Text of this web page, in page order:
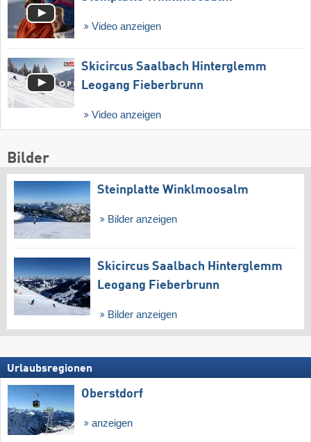
Video anzeigen
Skicircus Saalbach Hinterglemm
Leogang Fieberbrunn
Video anzeigen
Bilder
Steinplatte Winklmoosalm
Bilder anzeigen
Skicircus Saalbach Hinterglemm
Leogang Fieberbrunn
Bilder anzeigen
Urlaubsregionen
Oberstdorf
anzeigen